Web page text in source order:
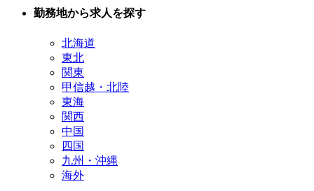
勤務地から求人を探す
北海道
東北
関東
甲信越・北陸
東海
関西
中国
四国
九州・沖縄
海外